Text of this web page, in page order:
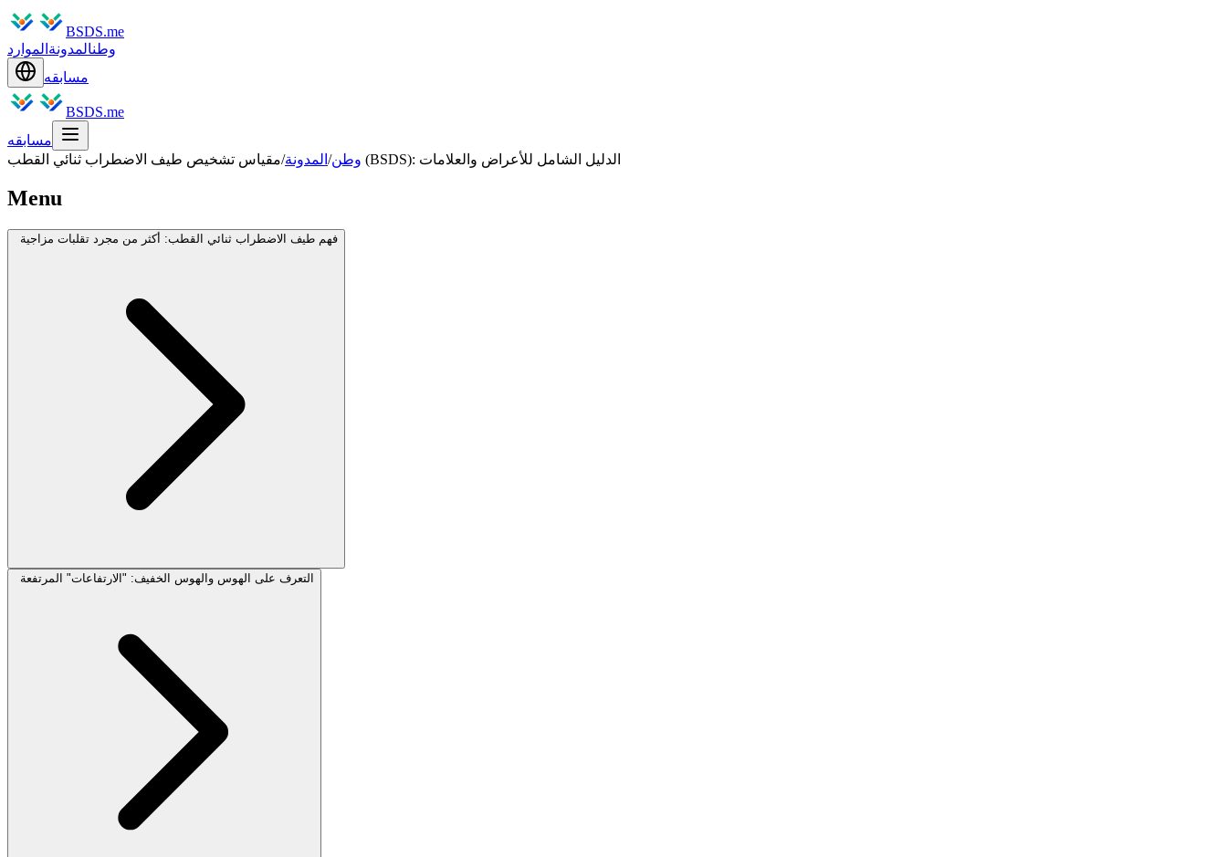
BSDS.me
وطنالمدونة الموارد
مسابقه
BSDS.me
مسابقه
وطن/ المدونة/ مقياس تشخيص طيف الاضطراب ثنائي القطب (BSDS): الدليل الشامل للأعراض والعلامات
Menu
فهم طيف الاضطراب ثنائي القطب: أكثر من مجرد تقلبات مزاجية
التعرف على الهوس والهوس الخفيف: "الارتفاعات" المرتفعة